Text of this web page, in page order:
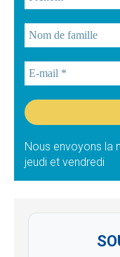
Nous envoyons la
jeudi et vendredi